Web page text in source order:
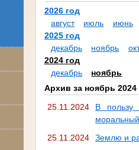
2026 год
август
июль июнь
2025 год
декабрь
ноябрь
2024 год
декабрь
ноябрь
Архив за ноябрь 2024
25.11.2024
В пользу
25.11.2024
Землю и